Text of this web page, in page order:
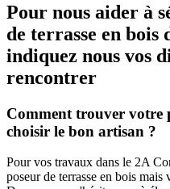
Pour nous aider à
de terrasse en bois
indiquez nous vos
rencontrer
Comment trouver votre
choisir le bon artisan ?
Pour vos travaux dans le 2A
poseur de terrasse en bois